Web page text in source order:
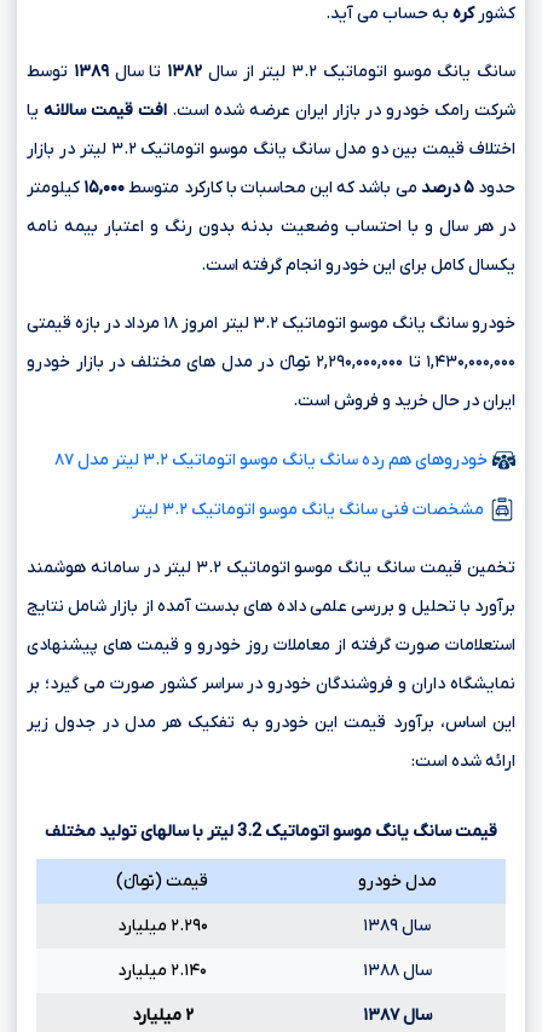
کشورکره به حساب می آید.
سانگ یانگ موسو اتوماتیک ۳.۲ لیتر از سال ۱۳۸۲ تا سال۱۳۸۹ توسط
شرکت رامک خودرو در بازار ایران عرضه شده است. افت قیمت سالانه یا
اختلاف قیمت بین دو مدل سانگ یانگ موسو اتوماتیک ۳.۲ لیتر در بازار
حدود۵ درصد می باشد که این محاسبات با کارکرد متوسط۱۵,۰۰۰ کیلومتر
در هر سال و با احتساب وضعیت بدنه بدون رنگ و اعتبار بیمه نامه
یکسال کامل برای این خودرو انجام گرفته است.
خودرو سانگ یانگ موسو اتوماتیک ۳.۲ لیتر امروز ۱۸ مرداد در بازه قیمتی
۱,۴۳۰,۰۰۰,۰۰۰ تا ۲,۲۹۰,۰۰۰,۰۰۰ تومانءءء در مدل های مختلف در بازار خودرو
ایران در حال خرید و فروش است.
خودروهای هم رده سانگ یانگ موسو اتوماتیک ۳.۲ لیتر مدل ۸۷
مشخصات فنی سانگ یانگ موسو اتوماتیک ۳.۲ لیتر
تخمین قیمت سانگ یانگ موسو اتوماتیک ۳.۲ لیتر در سامانه هوشمند
برآورد با تحلیل و بررسی علمی داده های بدست آمده از بازار شامل نتایج
استعلامات صورت گرفته از معاملات روز خودرو و قیمت های پیشنهادی
نمایشگاه داران و فروشندگان خودرو در سراسر کشور صورت می گیرد؛ بر
این اساس، برآورد قیمت این خودرو به تفکیک هر مدل در جدول زیر
ارائه شده است:
قیمت سانگ یانگ موسو اتوماتیک3.2لیتر با سالهای تولید مختلف
مدل خودرو
قیمت (تومانءءء)
سال ۱۳۸۹
۲.۲۹۰ میلیارد
سال ۱۳۸۸
۲.۱۴۰ میلیارد
سال ۱۳۸۷
۲ میلیارد